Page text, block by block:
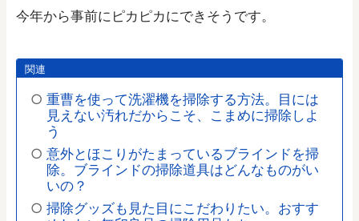
今年から事前にピカピカにできそうです。
関連
重曹を使って洗濯機を掃除する方法。目には
見えない汚れだからこそ、こまめに掃除しよ
う
意外とほこりがたまっているブラインドを掃
除。ブラインドの掃除道具はどんなものがい
いの？
掃除グッズも見た目にこだわりたい。おすす